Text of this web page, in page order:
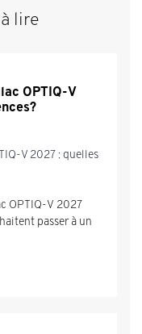
lire
OPTIQ-V
OPTIQ-V 2027
passer à un